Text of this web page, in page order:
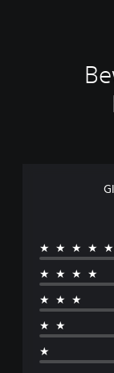
★★★★★
★★★★
★★★
★★
★